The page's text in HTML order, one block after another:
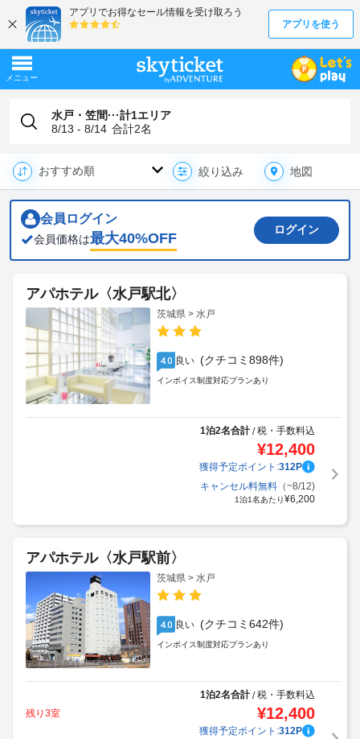
水戸・笠間···計1エリア
8/13 - 8/14 合計2名
絞り込み 地図
会員ログイン
会員価格は最大40%OFF
ログイン
アパホテル〈水戸駅北〉
茨城県 > 水戸
4.0 良い (クチコミ898件)
インボイス制度対応プランあり
1泊2名合計/税・手数料込
¥12,400
獲得予定ポイント:312P
キャンセル料無料（~8/12)
1泊1名あたり¥6,200
アパホテル〈水戸駅前〉
茨城県 > 水戸
4.0 良い (クチコミ642件)
インボイス制度対応プランあり
1泊2名合計/税・手数料込
残り3室
¥12,400
獲得予定ポイント:312P